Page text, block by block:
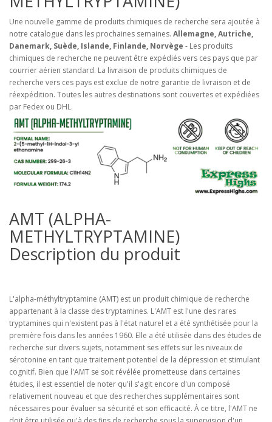
Une nouvelle gamme de produits chimiques de recherche sera ajoutée à
notre catalogue dans les prochaines semaines. Allemagne, Autriche,
Danemark, Suède, Islande, Finlande, Norvège - Les produits
chimiques de recherche ne peuvent être expédiés vers ces pays que par
courrier aérien standard. La livraison de produits chimiques de
recherche vers ces pays est exclue de notre garantie de livraison et de
réexpédition. Toutes les autres destinations sont couvertes et expédiées
par Fedex ou DHL.
AMT (ALPHA-
METHYLTRYPTAMINE)
Description du produit
L'alpha-méthyltryptamine (AMT) est un produit chimique de recherche
appartenant à la classe des tryptamines. L'AMT est l'une des rares
tryptamines qui n'existent pas à l'état naturel et a été synthétisée pour la
première fois dans les années 1960. Elle a été utilisée dans des études de
recherche sur divers sujets, notamment ses effets sur les niveaux de
sérotonine en tant que traitement potentiel de la dépression et stimulant
cognitif. Bien que l'AMT se soit révélée prometteuse dans certaines
études, il est essentiel de noter qu'il s'agit encore d'un composé
relativement nouveau et que des recherches supplémentaires sont
nécessaires pour évaluer sa sécurité et son efficacité. À ce titre, l'AMT ne